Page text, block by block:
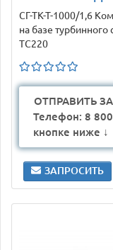
СГ-ТК-Т-1000/1,6
на базе турбинного
ТС220
ОТПРАВИТЬ
Телефон: 8
кнопке ниже ↓
ЗАПРОСИТЬ